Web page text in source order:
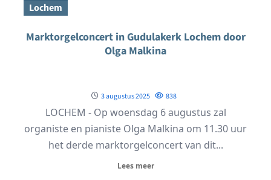
Lochem
Marktorgelconcert in Gudulakerk Lochem door
Olga Malkina
3 augustus 2025 838
LOCHEM - Op woensdag 6 augustus zal
organiste en pianiste Olga Malkina om 11.30 uur
het derde marktorgelconcert van dit...
Lees meer